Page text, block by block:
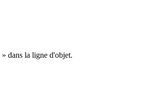
» dans la ligne d'objet.